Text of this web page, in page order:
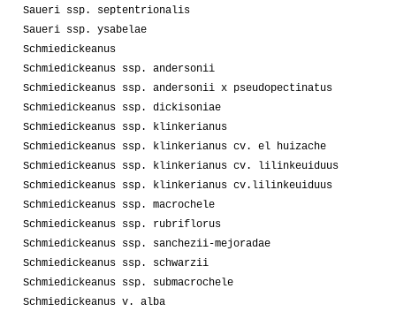
Saueri ssp. septentrionalis
Saueri ssp. ysabelae
Schmiedickeanus
Schmiedickeanus ssp. andersonii
Schmiedickeanus ssp. andersonii x pseudopectinatus
Schmiedickeanus ssp. dickisoniae
Schmiedickeanus ssp. klinkerianus
Schmiedickeanus ssp. klinkerianus cv. el huizache
Schmiedickeanus ssp. klinkerianus cv. lilinkeuiduus
Schmiedickeanus ssp. klinkerianus cv.lilinkeuiduus
Schmiedickeanus ssp. macrochele
Schmiedickeanus ssp. rubriflorus
Schmiedickeanus ssp. sanchezii-mejoradae
Schmiedickeanus ssp. schwarzii
Schmiedickeanus ssp. submacrochele
Schmiedickeanus v. alba